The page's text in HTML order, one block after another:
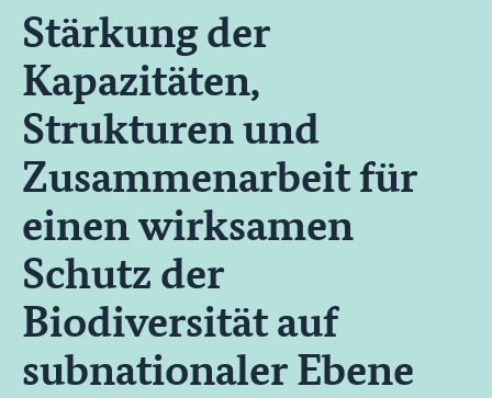
Stärkung der
Kapazitäten,
Strukturen und
Zusammenarbeit für
einen wirksamen
Schutz der
Biodiversität auf
subnationaler Ebene